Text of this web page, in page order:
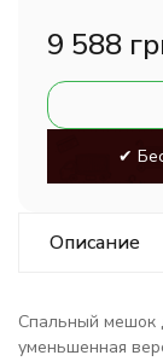
9 588
✔
Описание
Спальный мешок
уменьшенная